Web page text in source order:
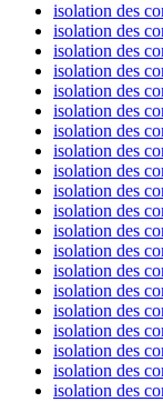
isolation des
isolation des
isolation des
isolation des
isolation des
isolation des
isolation des
isolation des
isolation des
isolation des
isolation des
isolation des
isolation des
isolation des
isolation des
isolation des
isolation des
isolation des
isolation des
isolation des